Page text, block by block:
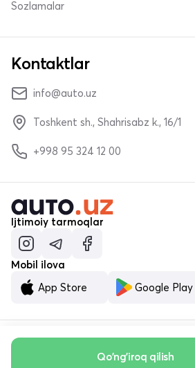
Qo'ng'iroq qilish
Sozlamalar
Kontaktlar
info@auto.uz
Toshkent sh., Shahrisabz k., 16/1
+998 95 324 12 00
Ijtimoiy tarmoqlar
Mobil ilova
App Store
Google Play
© «MALUMOTNOMA» MChJ 2023–2026